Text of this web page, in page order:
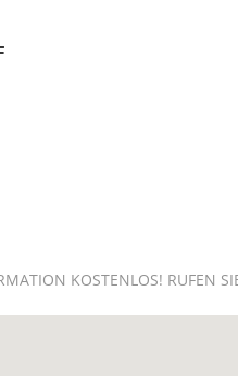
KOSTENLOS! RUFEN